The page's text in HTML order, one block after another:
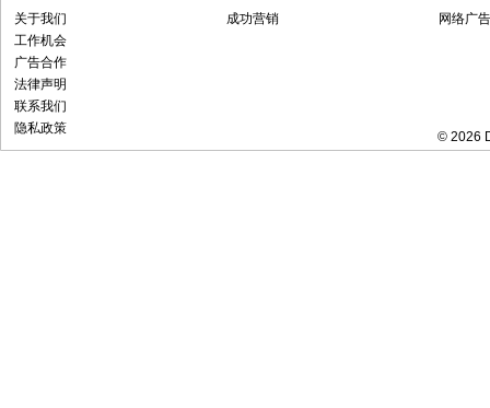
关于我们
工作机会
广告合作
法律声明
联系我们
隐私政策
成功营销 网络广
© 2026